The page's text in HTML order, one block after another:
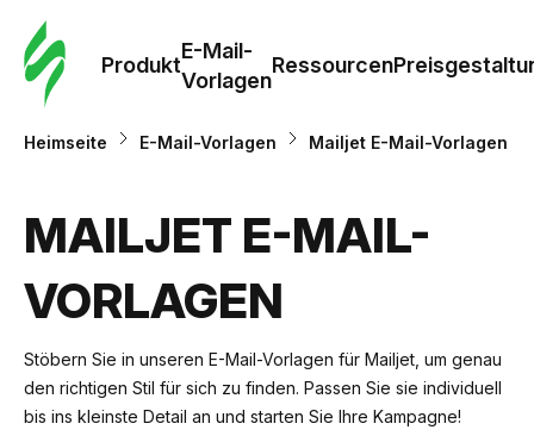
Produkt
E-Mail-
Vorlagen
Ressourcen
Heimseite E-Mail-Vorlagen Mailjet E-Mail-Vorlagen
MAILJET E-MAIL-
VORLAGEN
Stöbern Sie in unseren E-Mail-Vorlagen für Mailjet, um genau
den richtigen Stil für sich zu finden. Passen Sie sie individuell
bis ins kleinste Detail an und starten Sie Ihre Kampagne!